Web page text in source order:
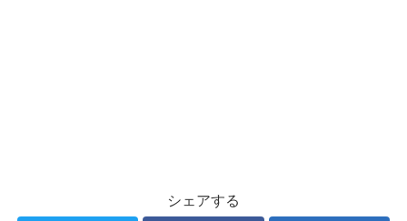
シェアする